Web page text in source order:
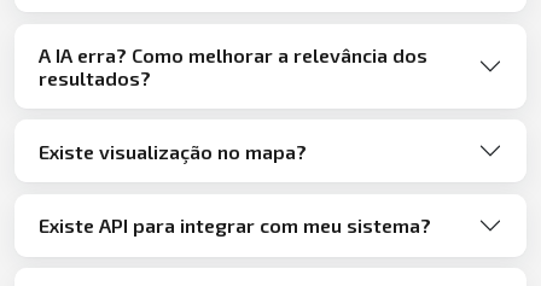
A IA erra? Como melhorar a relevância dos
resultados?
Existe visualização no mapa?
Existe API para integrar com meu sistema?